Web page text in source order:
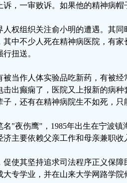
诉，一审败诉。如果他的精神病帽
人权组织关注俞小明的遭遇。其
其中不少人死在精神病医院，有
扭送。
被当作人体实验品吃新药，有被
击出癫痫了，医院又上报新的病
，还有在精神病院生不如死，只
名"夜伤鹰"，1985年出生在宁波
主要依赖父亲工作和母亲兼职收
促使其坚持追求司法程序正义保
专学业，并在山来大学网路学院